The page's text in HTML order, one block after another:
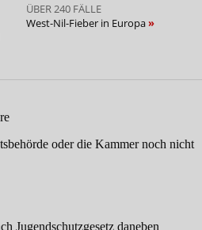
ÜBER 240 FÄLLE
West-Nil-Fieber in Europa